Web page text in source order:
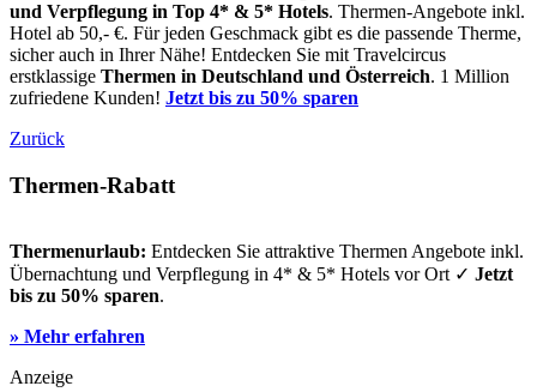
und Verpflegung in Top 4* & 5* Hotels. Thermen-Angebote inkl.
Hotel ab 50,- €. Für jeden Geschmack gibt es die passende Therme,
sicher auch in Ihrer Nähe! Entdecken Sie mit Travelcircus
erstklassige Thermen in Deutschland und Österreich. 1 Million
zufriedene Kunden! Jetzt bis zu 50% sparen
Zurück
Thermen-Rabatt
Thermenurlaub: Entdecken Sie attraktive Thermen Angebote inkl.
Übernachtung und Verpflegung in 4* & 5* Hotels vor Ort ✓ Jetzt
bis zu 50% sparen.
» Mehr erfahren
Anzeige